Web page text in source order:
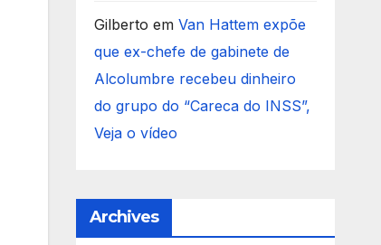
Gilberto em Van Hattem expõe
que ex-chefe de gabinete de
Alcolumbre recebeu dinheiro
do grupo do “Careca do INSS”,
Veja o vídeo
Archives